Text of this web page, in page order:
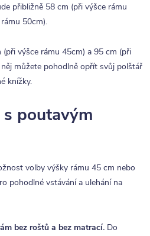
přibližně 58 cm (při výšce rámu
50cm).
výšce rámu 45cm) a 95 cm (při
můžete pohodlně opřít svůj polštář
knížky.
poutavým
volby výšky rámu 45 cm nebo
pohodlné vstávání a ulehání na
bez roštů a bez matrací. Do